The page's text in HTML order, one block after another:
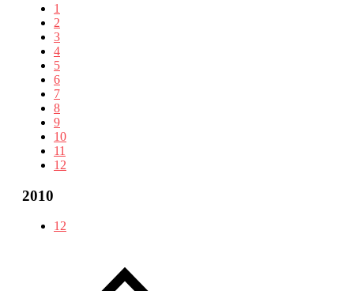
1
2
3
4
5
6
7
8
9
10
11
12
2010
12